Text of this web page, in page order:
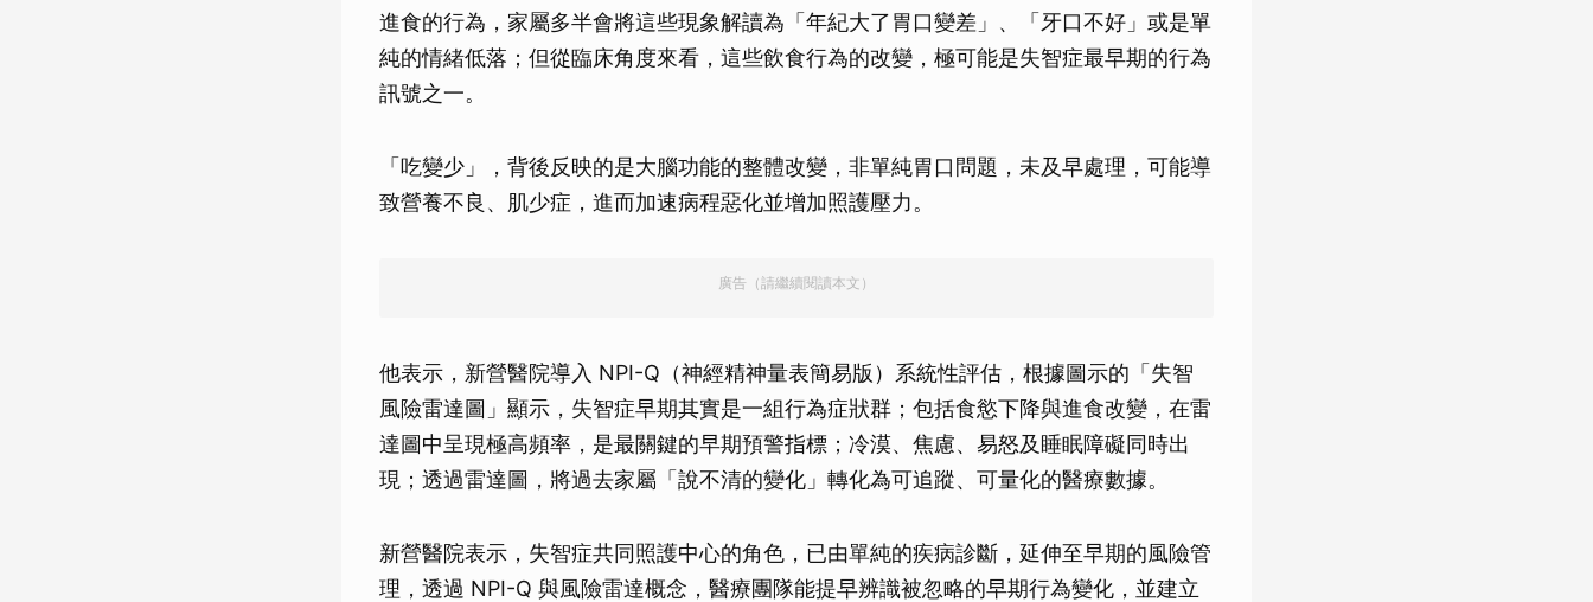
進食的行為，家屬多半會將這些現象解讀為「年紀大了胃口變差」、「牙口不好」或是單
純的情緒低落；但從臨床角度來看，這些飲食行為的改變，極可能是失智症最早期的行為
訊號之一。
「吃變少」，背後反映的是大腦功能的整體改變，非單純胃口問題，未及早處理，可能導
致營養不良、肌少症，進而加速病程惡化並增加照護壓力。
廣告（請繼續閱讀本文）
他表示，新營醫院導入 NPI-Q（神經精神量表簡易版）系統性評估，根據圖示的「失智
風險雷達圖」顯示，失智症早期其實是一組行為症狀群；包括食慾下降與進食改變，在雷
達圖中呈現極高頻率，是最關鍵的早期預警指標；冷漠、焦慮、易怒及睡眠障礙同時出
現；透過雷達圖，將過去家屬「說不清的變化」轉化為可追蹤、可量化的醫療數據。
新營醫院表示，失智症共同照護中心的角色，已由單純的疾病診斷，延伸至早期的風險管
理，透過 NPI-Q 與風險雷達概念，醫療團隊能提早辨識被忽略的早期行為變化，並建立